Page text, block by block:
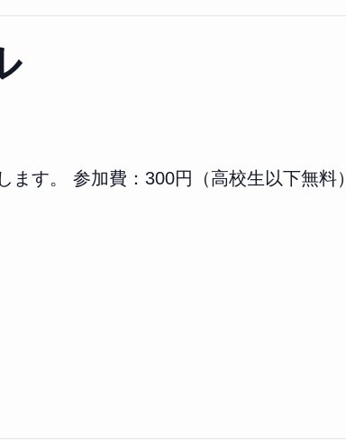
す。 参加費：300円（高校生以下無料）